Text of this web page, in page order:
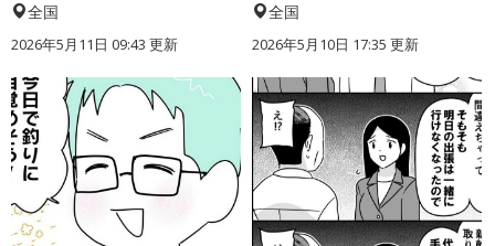
全国
2026年5月11日 09:43 更新
全国
2026年5月10日 17:35 更新